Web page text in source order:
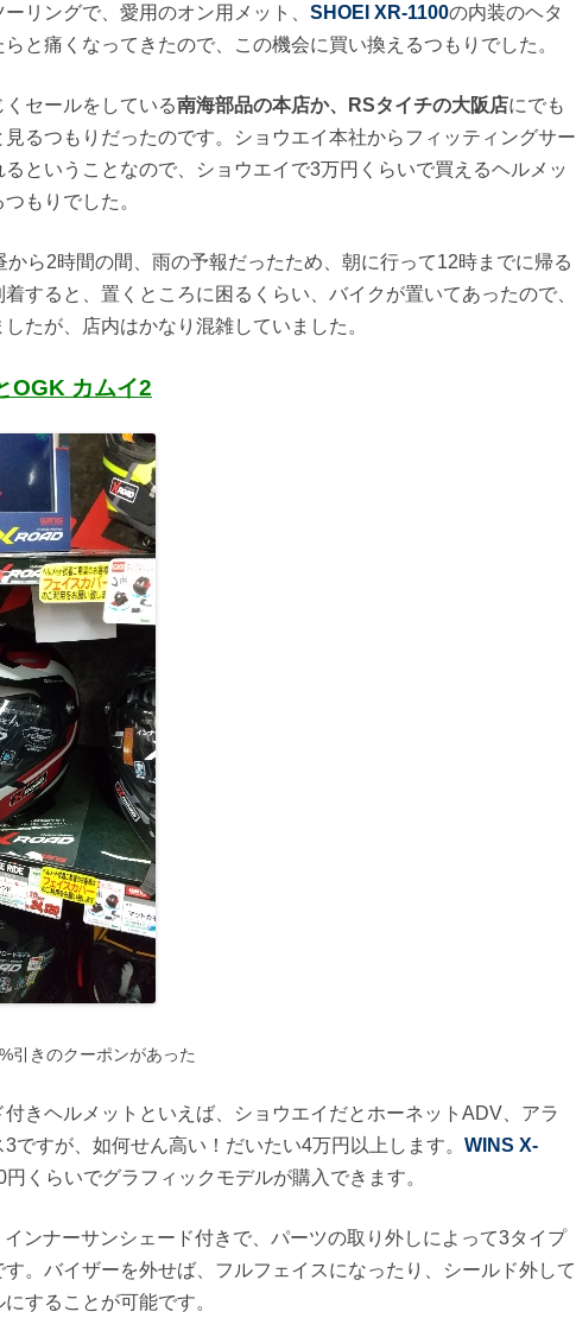
リングで、愛用のオン用メット、 SHOEI XR-1100の内装のヘタ
と痛くなってきたので、この機会に買い換えるつもりでした。
セールをしている南海部品の本店か、RSタイチの大阪店にでも
るつもりだったのです。ショウエイ本社からフィッティングサー
るということなので、ショウエイで3万円くらいで買えるヘルメッ
もりでした。
から2時間の間、雨の予報だったため、朝に行って12時までに帰る
すると、置くところに困るくらい、バイクが置いてあったので、
たが、店内はかなり混雑していました。
OGK カムイ2
引きのクーポンがあった
きヘルメットといえば、ショウエイだとホーネットADV、アラ
ですが、如何せん高い！だいたい4万円以上します。 WINS X-
円くらいでグラフィックモデルが購入できます。
ンナーサンシェード付きで、パーツの取り外しによって3タイプ
。バイザーを外せば、フルフェイスになったり、シールド外して
することが可能です。